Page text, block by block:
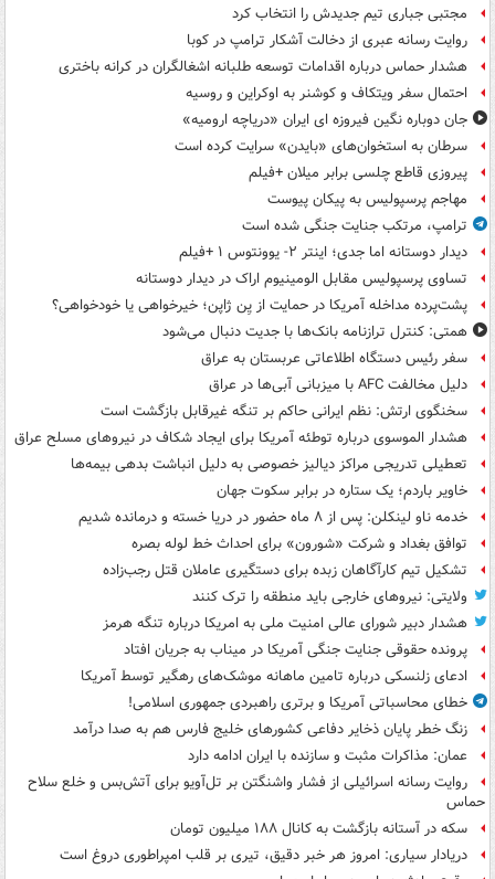
مجتبی جباری تیم جدیدش را انتخاب کرد
روایت رسانه عبری از دخالت آشکار ترامپ در کوبا
هشدار حماس درباره اقدامات توسعه طلبانه اشغالگران در کرانه باختری
احتمال سفر ویتکاف و کوشنر به اوکراین و روسیه
جان دوباره نگین فیروزه ای ایران «دریاچه ارومیه»
سرطان به استخوان‌های «بایدن» سرایت کرده است
پیروزی قاطع چلسی برابر میلان +فیلم
مهاجم پرسپولیس به پیکان پیوست
ترامپ، مرتکب جنایت جنگی شده است
دیدار دوستانه اما جدی؛ اینتر ۲- یوونتوس ۱ +فیلم
تساوی پرسپولیس مقابل الومینیوم اراک در دیدار دوستانه
پشت‌پرده مداخله آمریکا در حمایت از یِن ژاپن؛ خیرخواهی یا خودخواهی؟
همتی: کنترل ترازنامه بانک‌ها با جدیت دنبال می‌شود
سفر رئیس دستگاه اطلاعاتی عربستان به عراق
دلیل مخالفت AFC با میزبانی آبی‌ها در عراق
سخنگوی ارتش: نظم ایرانی حاکم بر تنگه غیرقابل بازگشت است
هشدار الموسوی درباره توطئه آمریکا برای ایجاد شکاف در نیروهای مسلح عراق
تعطیلی تدریجی مراکز دیالیز خصوصی به دلیل انباشت بدهی بیمه‌ها
خاویر باردم؛ یک ستاره در برابر سکوت جهان
خدمه ناو لینکلن: پس از ۸ ماه حضور در دریا خسته و درمانده‌ شدیم
توافق بغداد و شرکت «شورون» برای احداث خط لوله بصره
تشکیل تیم کارآگاهان زبده برای دستگیری عاملان قتل رجب‌زاده
ولایتی: نیروهای خارجی باید منطقه را ترک کنند
هشدار دبیر شورای عالی امنیت ملی به امریکا درباره تنگه هرمز
پرونده حقوقی جنایت جنگی آمریکا در میناب به جریان افتاد
ادعای زلنسکی درباره تامین ماهانه موشک‌های رهگیر توسط آمریکا
خطای محاسباتی آمریکا و برتری راهبردی جمهوری اسلامی!
زنگ خطر پایان ذخایر دفاعی کشورهای خلیج فارس هم به صدا درآمد
عمان: مذاکرات مثبت و سازنده با ایران ادامه دارد
روایت رسانه اسرائیلی از فشار واشنگتن بر تل‌آویو برای آتش‌بس و خلع سلاح
حماس
سکه در آستانه بازگشت به کانال ۱۸۸ میلیون تومان
دریادار سیاری: امروز هر خبر دقیق، تیری بر قلب امپراطوری دروغ است